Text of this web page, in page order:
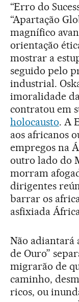
“Erro do
“Apartação
magnífico
orientação
mostrar a
seguido pelo
industrial.
imoralidade
contratou em
holocausto. A
aos africanos
empregos na
outro lado do
morram
dirigentes
barrar os
asfixiada
Não adiantará
de Ouro”
migrarão de
caminho,
ricos, ou